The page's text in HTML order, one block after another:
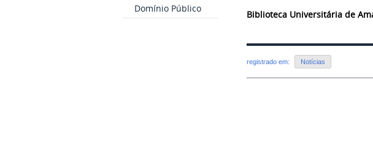
Domínio Público
Biblioteca Universitária de
registrado em: Notícias